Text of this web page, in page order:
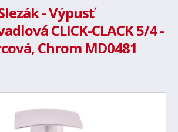
- Výpusť
CLICK-CLACK 5/4 -
Chrom MD0481